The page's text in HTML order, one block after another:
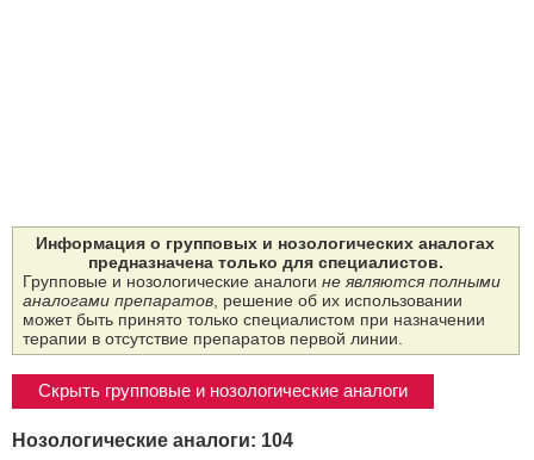
Информация о групповых и нозологических аналогах
предназначена только для специалистов.
Групповые и нозологические аналоги не являются полными
аналогами препаратов, решение об их использовании
может быть принято только специалистом при назначении
терапии в отсутствие препаратов первой линии.
Скрыть групповые и нозологические аналоги
Нозологические аналоги: 104